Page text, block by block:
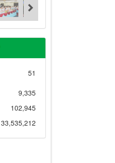
51
9,335
102,945
33,535,212